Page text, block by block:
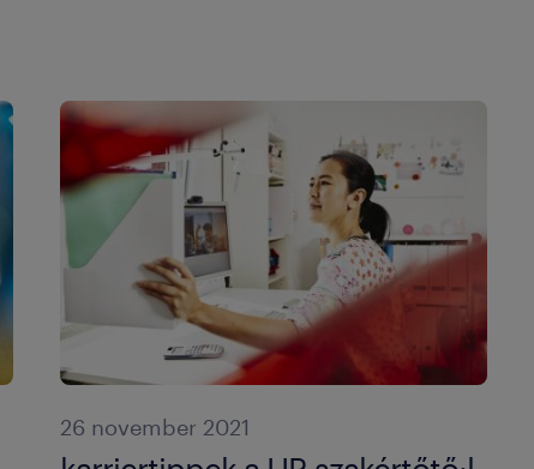
26 november 2021